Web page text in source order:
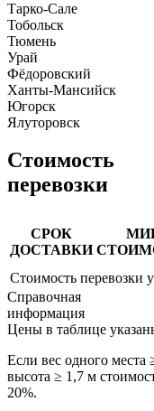
Тарко-Сале
Тобольск
Тюмень
Урай
Фёдоровский
Ханты-Мансийск
Югорск
Ялуторовск
Стоимость
перевозки
СРОК
ДОСТАВКИ
Стоимость перевозки
Справочная
информация
Цены в таблице
Если вес одного
высота ≥ 1,7 м
20%.